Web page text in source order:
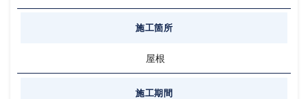
施工箇所
屋根
施工期間